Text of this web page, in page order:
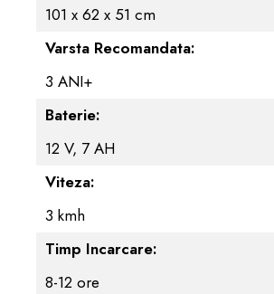
101 x 62 x 51 cm
Varsta Recomandata:
3 ANI+
Baterie:
12 V, 7 AH
Viteza:
3 kmh
Timp Incarcare:
8-12 ore